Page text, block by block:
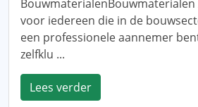
BouwmaterialenBouwmaterialen
voor iedereen die in de
een professionele aannemer
zelfklu ...
Lees verder